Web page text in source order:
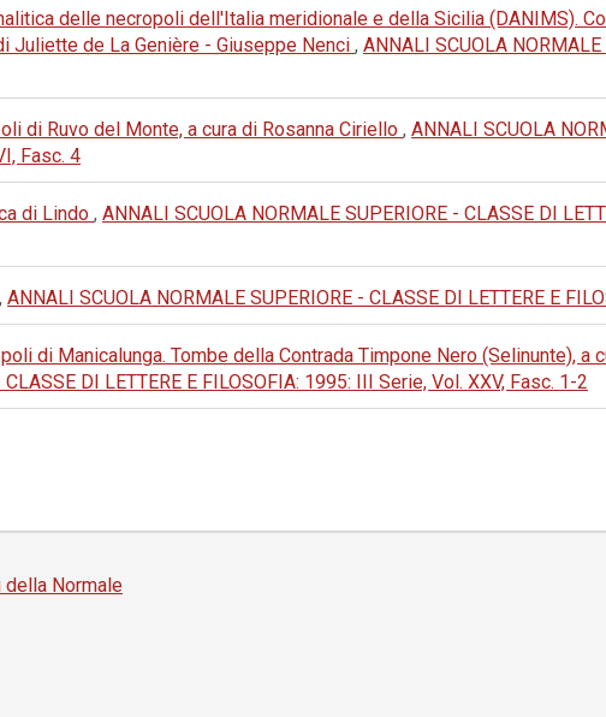
delle necropoli dell'Italia meridionale e della Sicilia (DANIMS).
Juliette de La Genière - Giuseppe Nenci , ANNALI SCUOLA
di Ruvo del Monte, a cura di Rosanna Ciriello , ANNALI SCUOLA
Fasc. 4
di Lindo , ANNALI SCUOLA NORMALE SUPERIORE - CLASSE DI
, ANNALI SCUOLA NORMALE SUPERIORE - CLASSE DI LETTERE E
di Manicalunga. Tombe della Contrada Timpone Nero (Selinunte), a
DI LETTERE E FILOSOFIA: 1995: III Serie, Vol. XXV, Fasc. 1-2
della Normale